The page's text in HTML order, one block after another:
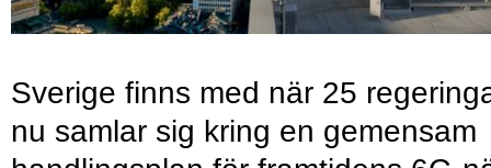
Sverige finns med när 25
nu samlar sig kring en gemensam